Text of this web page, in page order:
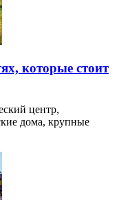
которые стоит
центр,
дома, крупные